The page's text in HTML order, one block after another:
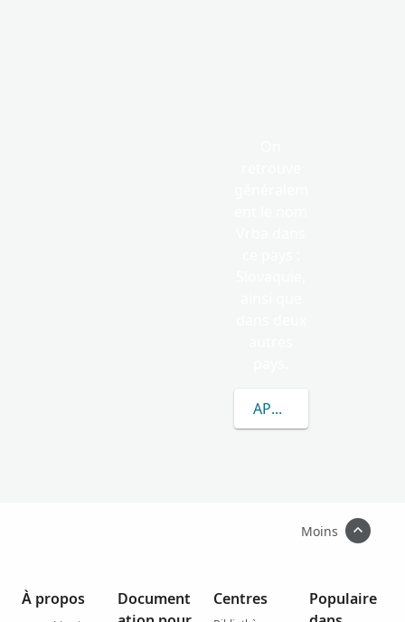
APPRENEZ-EN
Moins
À propos
Document
Centres
Populaire